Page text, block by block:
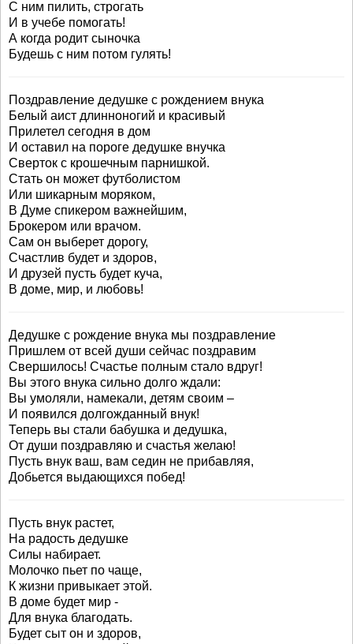
С ним пилить, строгать
И в учебе помогать!
А когда родит сыночка
Будешь с ним потом гулять!
Поздравление дедушке с рождением внука
Белый аист длинноногий и красивый
Прилетел сегодня в дом
И оставил на пороге дедушке внучка
Сверток с крошечным парнишкой.
Стать он может футболистом
Или шикарным моряком,
В Думе спикером важнейшим,
Брокером или врачом.
Сам он выберет дорогу,
Счастлив будет и здоров,
И друзей пусть будет куча,
В доме, мир, и любовь!
Дедушке с рождение внука мы поздравление
Пришлем от всей души сейчас поздравим
Свершилось! Счастье полным стало вдруг!
Вы этого внука сильно долго ждали:
Вы умоляли, намекали, детям своим –
И появился долгожданный внук!
Теперь вы стали бабушка и дедушка,
От души поздравляю и счастья желаю!
Пусть внук ваш, вам седин не прибавляя,
Добьется выдающихся побед!
Пусть внук растет,
На радость дедушке
Силы набирает.
Молочко пьет по чаще,
К жизни привыкает этой.
В доме будет мир -
Для внука благодать.
Будет сыт он и здоров,